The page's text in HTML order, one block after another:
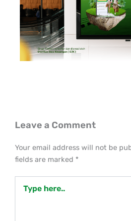
Leave a Comment
Your email address will not be
fields are marked *
here..